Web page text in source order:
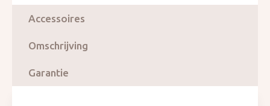
Accessoires
Omschrijving
Garantie